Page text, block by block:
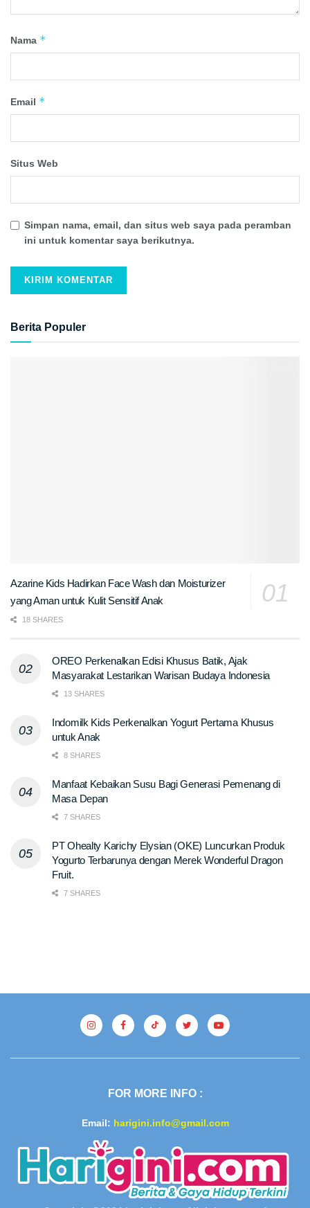
Nama *
Email *
Situs Web
Simpan nama, email, dan situs web saya pada peramban
ini untuk komentar saya berikutnya.
Berita Populer
Azarine Kids Hadirkan Face Wash dan Moisturizer
yang Aman untuk Kulit Sensitif Anak
18 SHARES
OREO Perkenalkan Edisi Khusus Batik, Ajak
Masyarakat Lestarikan Warisan Budaya Indonesia
13 SHARES
Indomilk Kids Perkenalkan Yogurt Pertama Khusus
untuk Anak
8 SHARES
Manfaat Kebaikan Susu Bagi Generasi Pemenang di
Masa Depan
7 SHARES
PT Ohealty Karichy Elysian (OKE) Luncurkan Produk
Yogurto Terbarunya dengan Merek Wonderful Dragon
Fruit.
7 SHARES
FOR MORE INFO :
Email: harigini.info@gmail.com